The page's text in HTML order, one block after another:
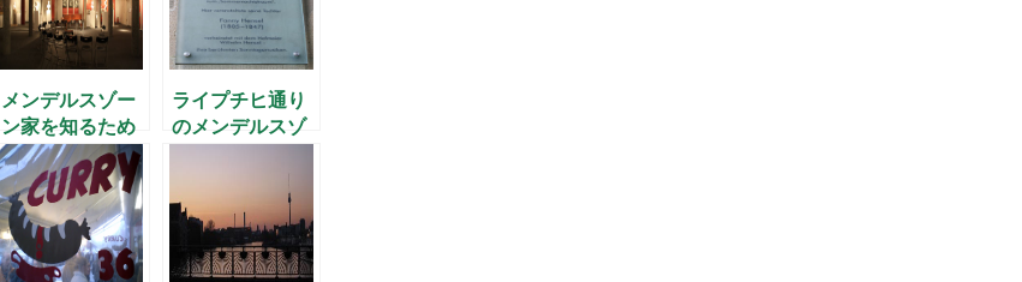
メンデルスゾー
ン家を知るため
に
ライプチヒ通り
のメンデルスゾ